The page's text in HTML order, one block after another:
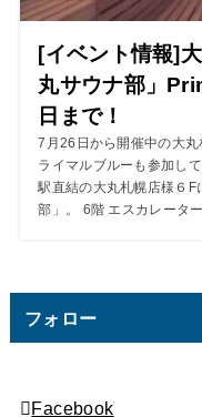
[イベント情報]
丸サウナ部」
日まで！
7月26日から開催中の大
ライマルブルーも参加し
駅直結の大丸札幌店様６F
部」。 6階 エスカレーター
フォロー
Facebook